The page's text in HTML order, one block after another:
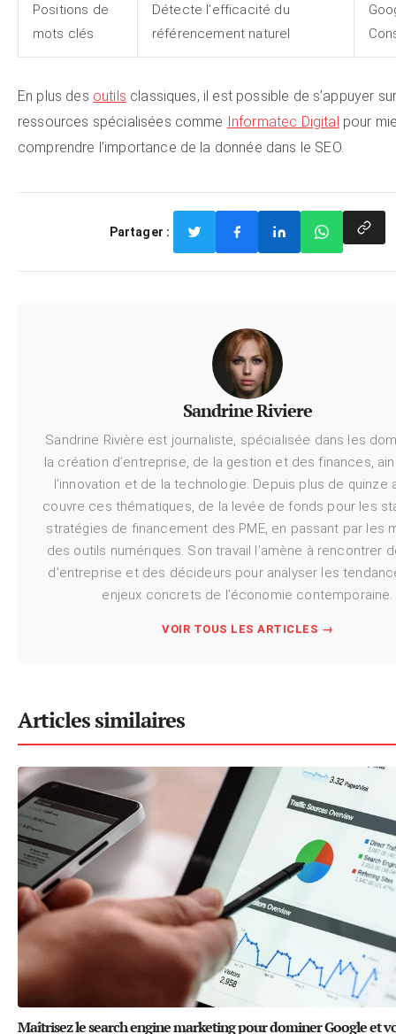
Positions de
mots clés
Détecte l’efficacité du
référencement naturel
En plus des outils classiques, il est possible de s’appuyer
ressources spécialisées comme Informatec Digital pour
comprendre l’importance de la donnée dans le SEO.
Partager :
Sandrine Riviere
Sandrine Rivière est journaliste, spécialisée dans les
la création d’entreprise, de la gestion et des finances,
l’innovation et de la technologie. Depuis plus de quinze
couvre ces thématiques, de la levée de fonds pour les
stratégies de financement des PME, en passant par les
des outils numériques. Son travail l’amène à rencontrer
d’entreprise et des décideurs pour analyser les
enjeux concrets de l’économie contemporaine.
VOIR TOUS LES ARTICLES →
Articles similaires
Maîtrisez le search engine marketing pour dominer Google et